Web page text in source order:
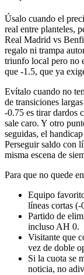
Úsalo cuando el
real entre planteles,
Real Madrid vs
regalo ni trampa
triunfo local pero no
que -1.5, que ya
Evítalo cuando no
de transiciones
-0.75 es tirar dardos
sale caro. Y otro
seguidas, el
Perseguir saldo con
misma escena de
Para que no quede
Equipo
líneas cortas
Partido de
incluso AH 0.
Visitante que
vez de doble
Si la cuota se
noticia, no